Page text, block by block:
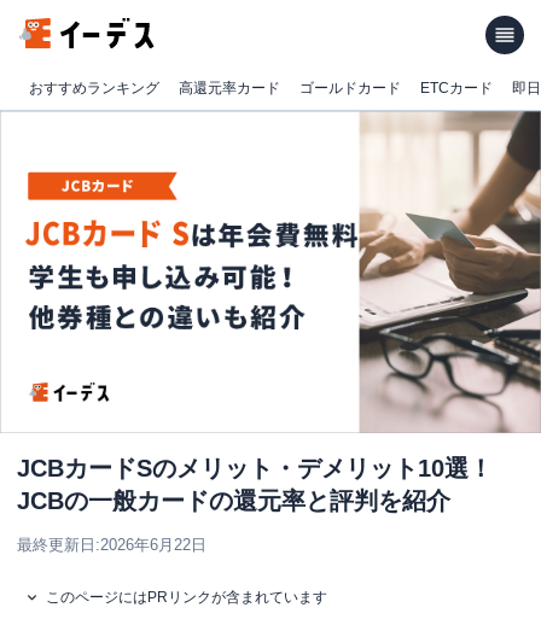
おすすめランキング 高還元率カード ゴールドカード ETCカード 即
JCBカードSのメリット・デメリット10選！
JCBの一般カードの還元率と評判を紹介
最終更新日:2026年6月22日
このページにはPRリンクが含まれています